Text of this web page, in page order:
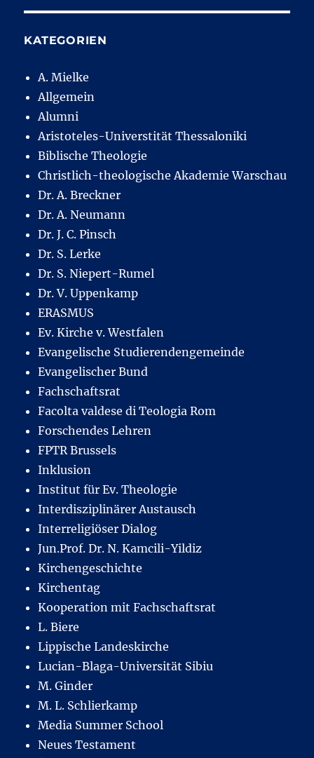
KATEGORIEN
A. Mielke
Allgemein
Alumni
Aristoteles-Universtität Thessaloniki
Biblische Theologie
Christlich-theologische Akademie Warschau
Dr. A. Breckner
Dr. A. Neumann
Dr. J. C. Pinsch
Dr. S. Lerke
Dr. S. Niepert-Rumel
Dr. V. Uppenkamp
ERASMUS
Ev. Kirche v. Westfalen
Evangelische Studierendengemeinde
Evangelischer Bund
Fachschaftsrat
Facolta valdese di Teologia Rom
Forschendes Lehren
FPTR Brussels
Inklusion
Institut für Ev. Theologie
Interdisziplinärer Austausch
Interreligiöser Dialog
Jun.Prof. Dr. N. Kamcili-Yildiz
Kirchengeschichte
Kirchentag
Kooperation mit Fachschaftsrat
L. Biere
Lippische Landeskirche
Lucian-Blaga-Universität Sibiu
M. Ginder
M. L. Schlierkamp
Media Summer School
Neues Testament